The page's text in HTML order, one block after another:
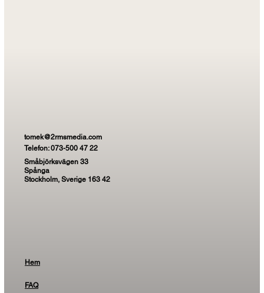
tomek@2rmsmedia.com
Telefon: 073-500 47 22
Småbjörksvägen 33
Spånga
Stockholm, Sverige 163 42
Hem
FAQ